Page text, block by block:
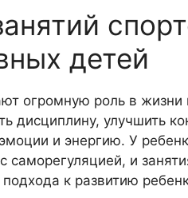
детей
огромную роль в жизни
дисциплину, улучшить
и энергию. У
саморегуляцией, и
к развитию